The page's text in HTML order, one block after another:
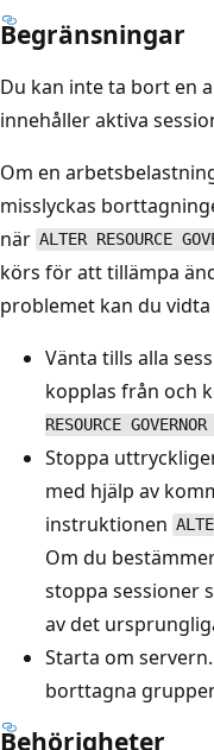
Begränsningar
Du kan inte ta bort en
innehåller aktiva
Om en
misslyckas
när ALTER RESOURCE
körs för att tillämpa
problemet kan du
Vänta tills alla
kopplas från och
RESOURCE
Stoppa
med hjälp av
instruktionen
Om du
stoppa sessioner
av det
Starta om
borttagna
Behörigheter